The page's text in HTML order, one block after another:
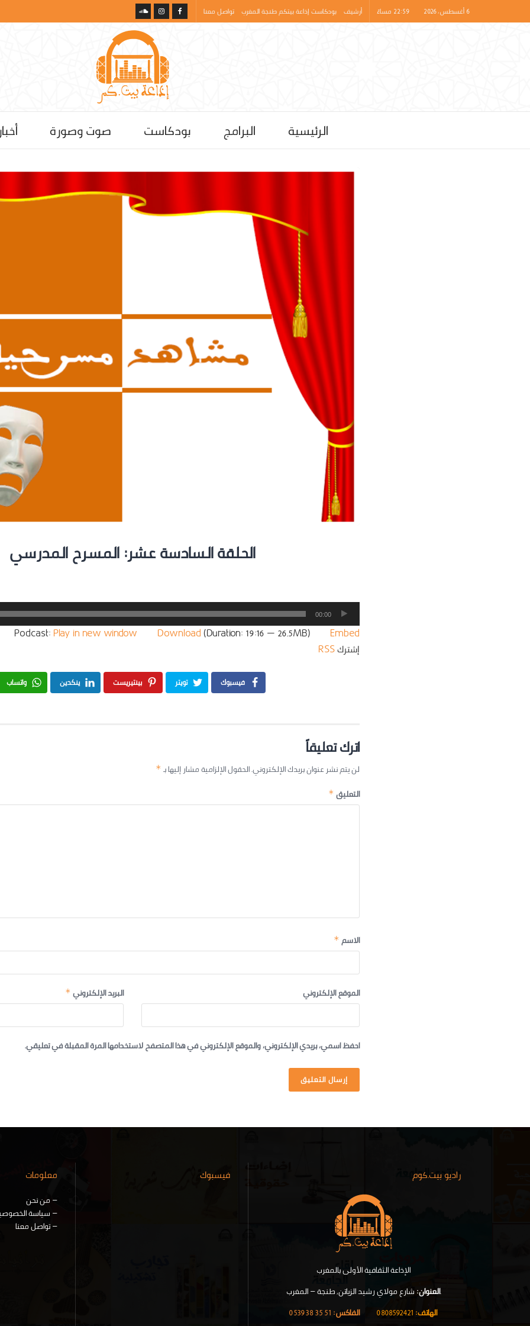
6 أغسطس، 2026 | 22:59 مساءً أرشيف بودكاست إذاعة بيتكم طنجة المغرب تواصل معنا
الرئيسية البرامج بودكاست صوت وصورة
الحلقة السادسة عشر: المسرح المدرسي
مشغل
الصوت
00:00
Podcast: Play in new window Download(Duration: 19:16 — 26.5MB) | Embed
إشتركRSS
فيسبوك تويتر بينتيريست ينكدين واتساب
اترك تعليقاً
لن يتم نشر عنوان بريدك الإلكتروني.الحقول الإلزامية مشار إليها بـ *
التعليق *
الاسم *
البريد الإلكتروني * الموقع الإلكتروني
احفظ اسمي، بريدي الإلكتروني، والموقع الإلكتروني في هذا المتصفح لاستخدامها المرة المقبلة في تعليقي.
راديو بيت.كوم
الإذاعة الثقافية الأولى بالمغرب
.العنوان:شارع مولاي رشيد الزياتن, طنجة – المغرب
الهاتف:
الفاكس:
فيسبوك معلومات
–من نحن
–سياسة
–تواصل معنا